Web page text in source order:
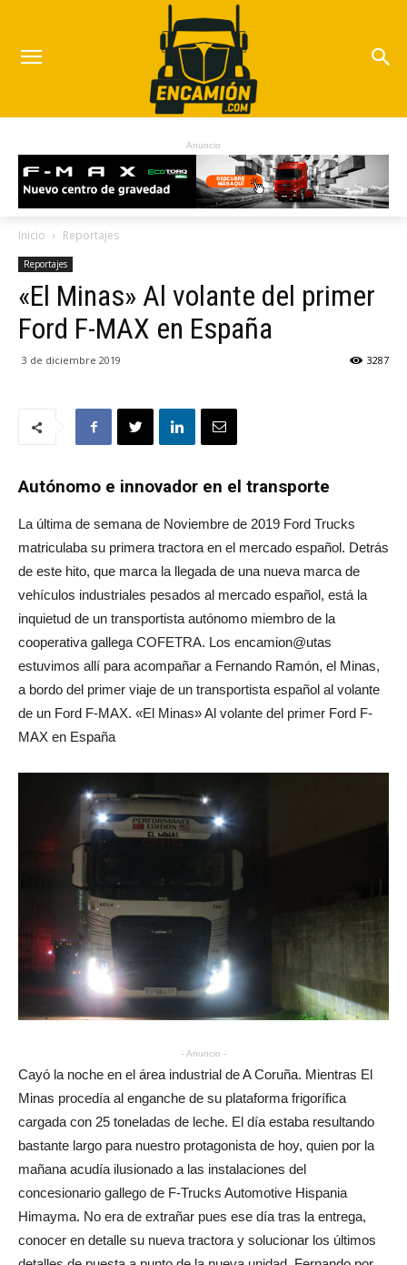
Anuncio
Inicio Reportajes
Reportajes
«El Minas» Al volante del primer
Ford F-MAX en España
3 de diciembre 2019 3287
Autónomo e innovador en el transporte
La última de semana de Noviembre de 2019 Ford Trucks
matriculaba su primera tractora en el mercado español. Detrás
de este hito, que marca la llegada de una nueva marca de
vehículos industriales pesados al mercado español, está la
inquietud de un transportista autónomo miembro de la
cooperativa gallega COFETRA. Los encamion@utas
estuvimos allí para acompañar a Fernando Ramón, el Minas,
a bordo del primer viaje de un transportista español al volante
de un Ford F-MAX. «El Minas» Al volante del primer Ford F-
MAX en España
- Anuncio -
Cayó la noche en el área industrial de A Coruña. Mientras El
Minas procedía al enganche de su plataforma frigorífica
cargada con 25 toneladas de leche. El día estaba resultando
bastante largo para nuestro protagonista de hoy, quien por la
mañana acudía ilusionado a las instalaciones del
concesionario gallego de F-Trucks Automotive Hispania
Himayma. No era de extrañar pues ese día tras la entrega,
conocer en detalle su nueva tractora y solucionar los últimos